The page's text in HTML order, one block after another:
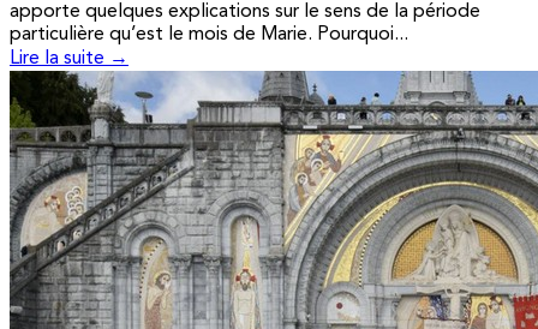
apporte quelques explications sur le sens de la période
particulière qu’est le mois de Marie. Pourquoi...
Lire la suite →